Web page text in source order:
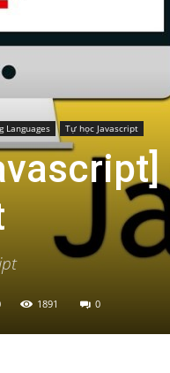
Languages Tự học Javascript
1891 0